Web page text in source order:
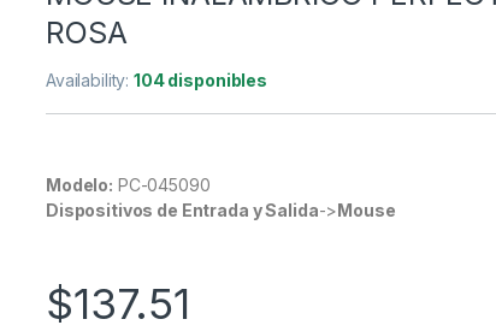
ROSA
Availability:104 disponibles
Modelo: PC-045090
Dispositivos de Entrada y Salida->Mouse
$137.51